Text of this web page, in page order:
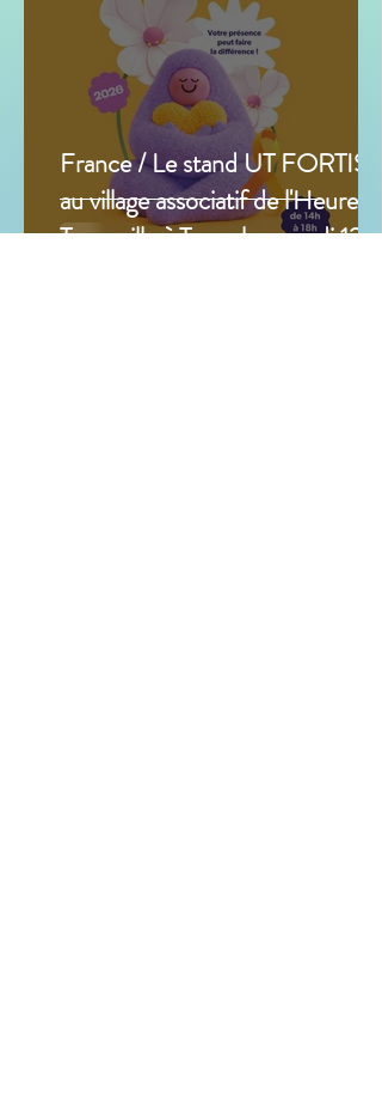
France / Le stand UT FORTIS
au village associatif de l'Heure
Tranquille à Tours le samedi 12